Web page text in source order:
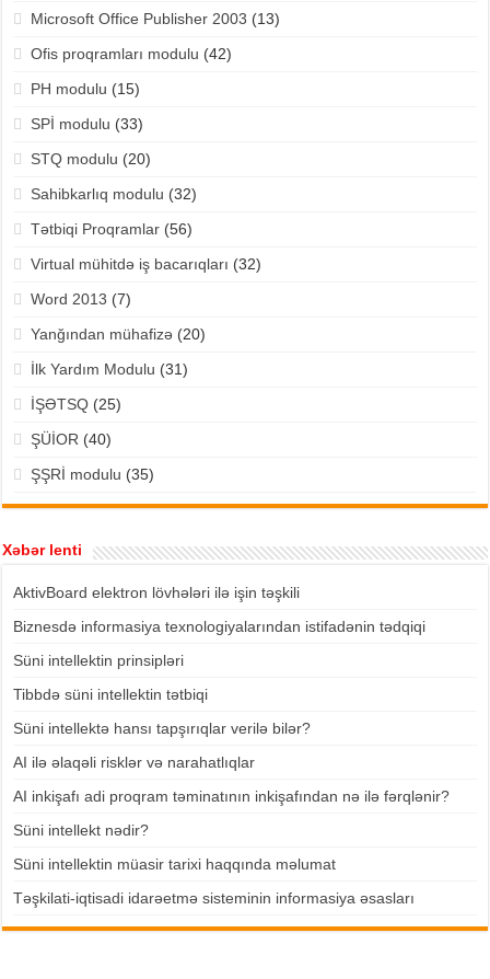
Microsoft Office Publisher 2003 (13)
Ofis proqramları modulu (42)
PH modulu (15)
SPİ modulu (33)
STQ modulu (20)
Sahibkarlıq modulu (32)
Tətbiqi Proqramlar(56)
Virtual mühitdə iş bacarıqları (32)
Word 2013 (7)
Yanğından mühafizə(20)
İlk Yardım Modulu (31)
İŞƏTSQ(25)
ŞÜİOR (40)
ŞŞRİ modulu (35)
Xəbər lenti
AktivBoard elektron lövhələri ilə işin təşkili
Biznesdə informasiya texnologiyalarından istifadənin tədqiqi
Süni intellektin prinsipləri
Tibbdə süni intellektin tətbiqi
Süni intellektə hansı tapşırıqlar verilə bilər?
AI ilə əlaqəli risklər və narahatlıqlar
AI inkişafı adi proqram təminatının inkişafından nə ilə fərqlənir?
Süni intellekt nədir?
Süni intellektin müasir tarixi haqqında məlumat
Təşkilati-iqtisadi idarəetmə sisteminin informasiya əsasları